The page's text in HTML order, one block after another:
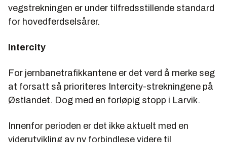
vegstrekningen er under tilfredsstillende standard
for hovedferdselsårer.
Intercity
For jernbanetrafikkantene er det verd å merke seg
at forsatt så prioriteres Intercity-strekningene på
Østlandet. Dog med en forløpig stopp i Larvik.
Innenfor perioden er det ikke aktuelt med en
viderutvikling av ny forbindlese videre til